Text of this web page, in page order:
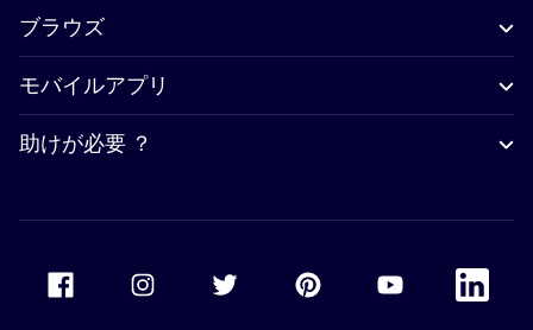
ブラウズ
モバイルアプリ
助けが必要 ？
Accor Youtube
Accor